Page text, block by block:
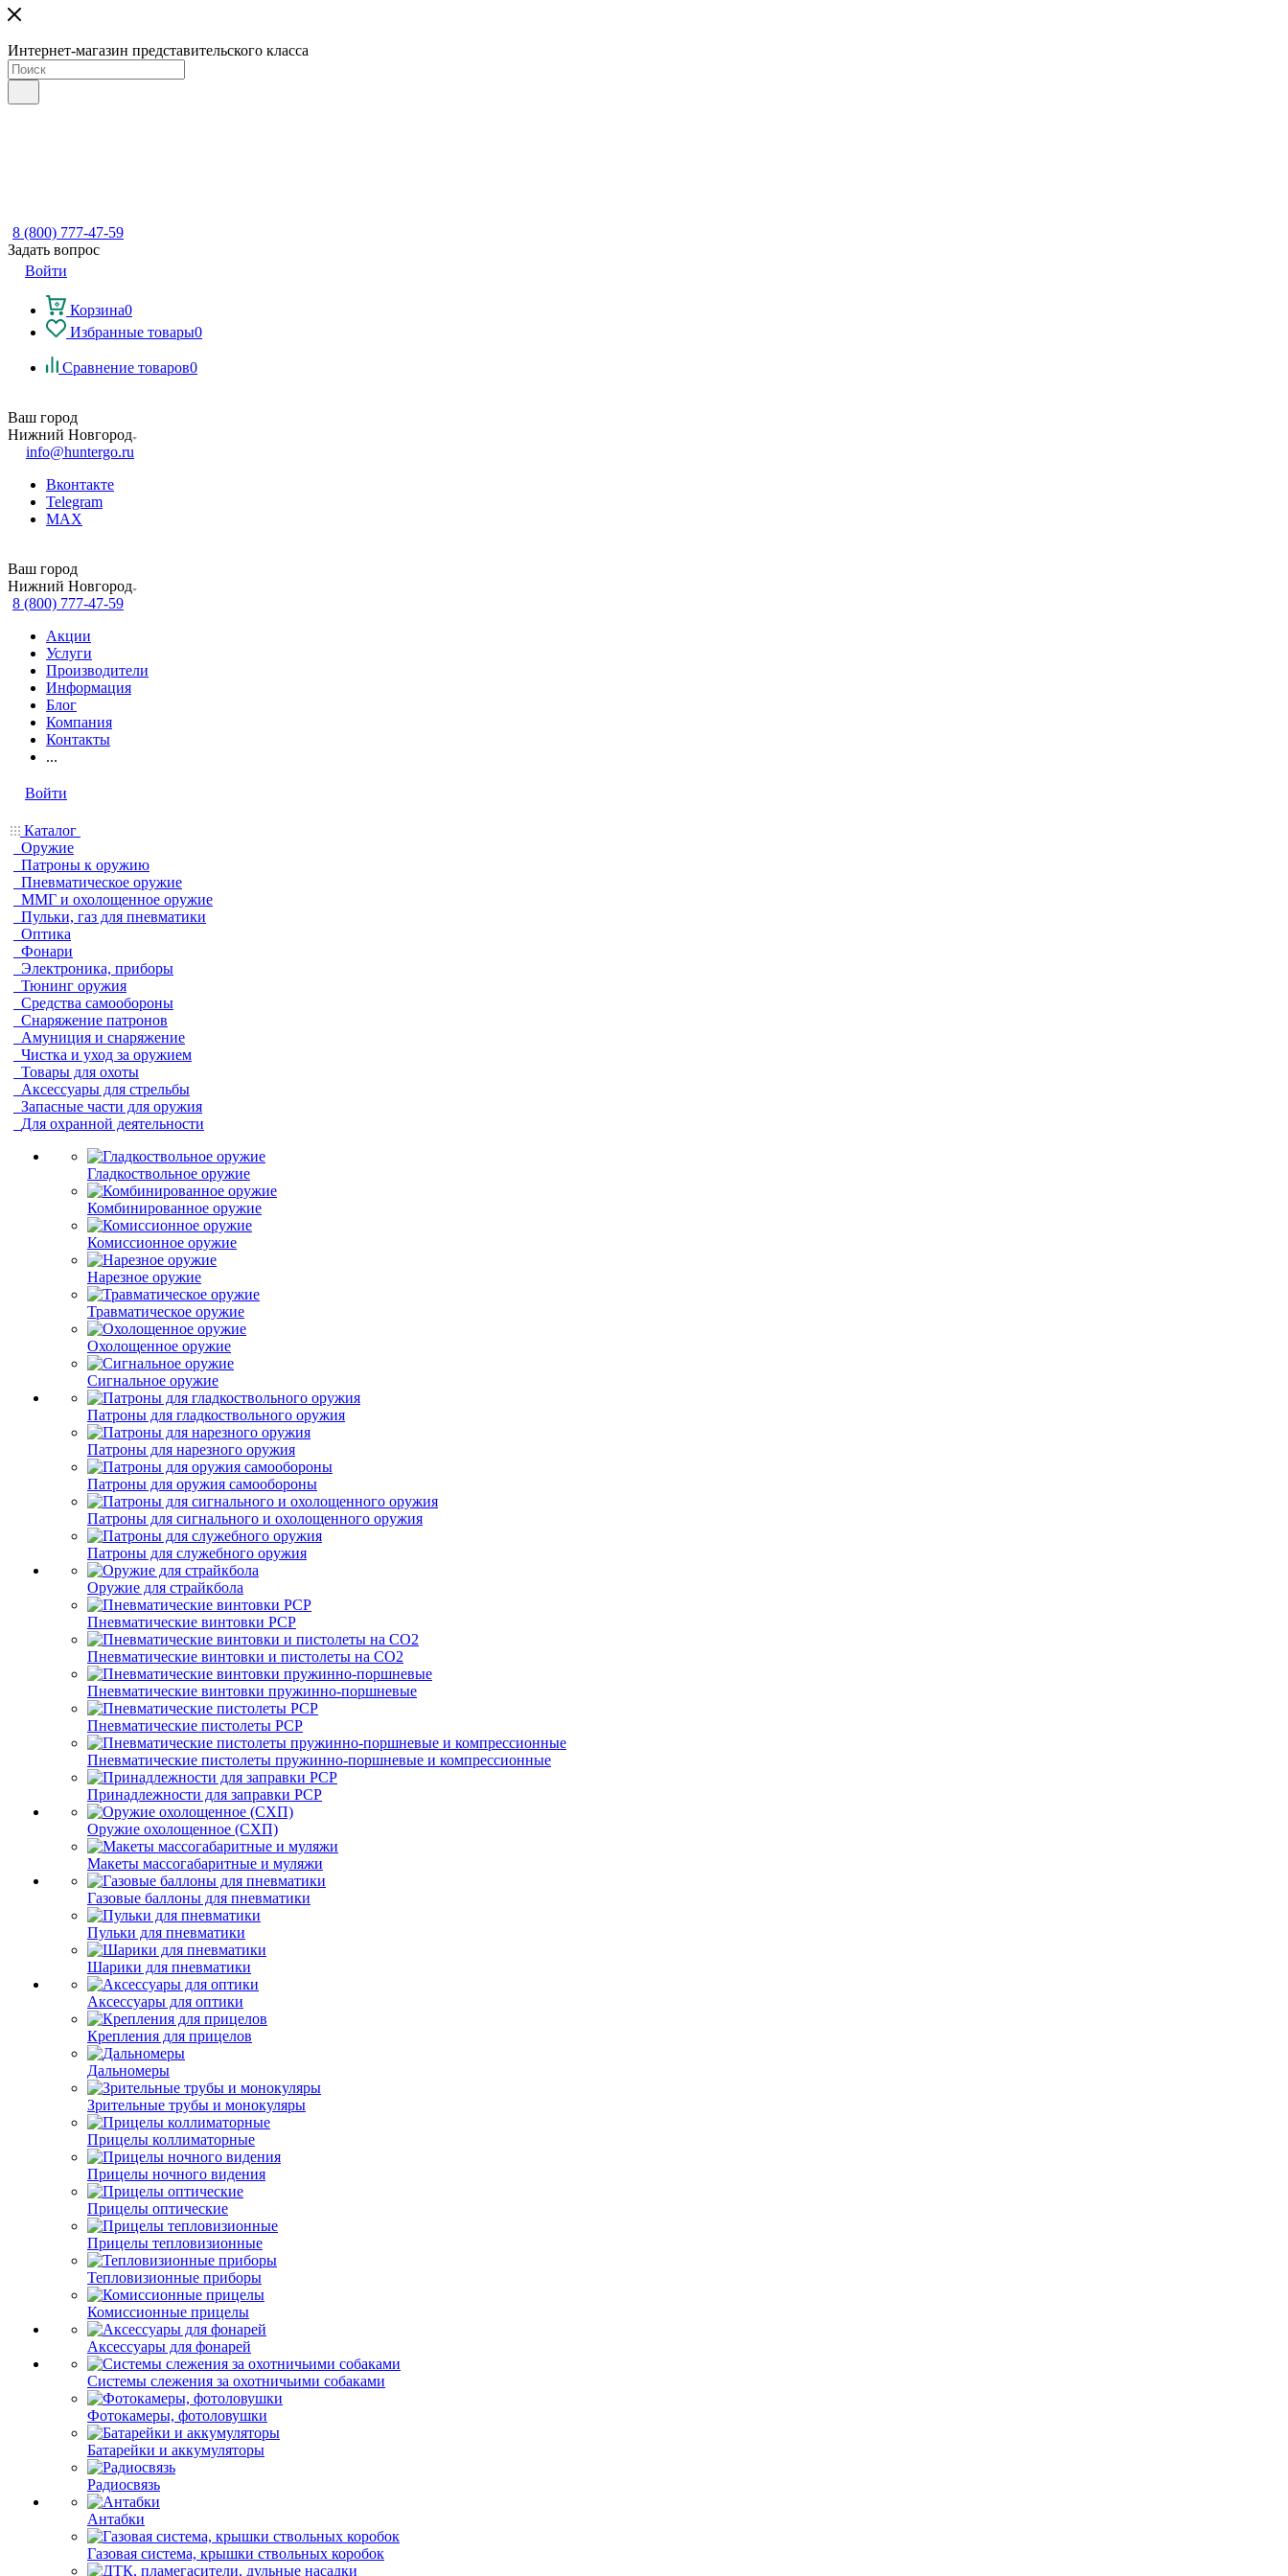
Интернет-магазин представительского класса
8 (800) 777-47-59
Задать вопрос
Войти
Корзина0
Избранные товары0
Сравнение товаров0
Ваш город
Нижний Новгород
info@huntergo.ru
Вконтакте
Telegram
MAX
Ваш город
Нижний Новгород
8 (800) 777-47-59
Акции
Услуги
Производители
Информация
Блог
Компания
Контакты
...
Войти
Каталог
Оружие
Патроны к оружию
Пневматическое оружие
ММГ и охолощенное оружие
Пульки, газ для пневматики
Оптика
Фонари
Электроника, приборы
Тюнинг оружия
Средства самообороны
Снаряжение патронов
Амуниция и снаряжение
Чистка и уход за оружием
Товары для охоты
Аксессуары для стрельбы
Запасные части для оружия
Для охранной деятельности
Гладкоствольное оружие
Комбинированное оружие
Комиссионное оружие
Нарезное оружие
Травматическое оружие
Охолощенное оружие
Сигнальное оружие
Патроны для гладкоствольного оружия
Патроны для нарезного оружия
Патроны для оружия самообороны
Патроны для сигнального и охолощенного оружия
Патроны для служебного оружия
Оружие для страйкбола
Пневматические винтовки PCP
Пневматические винтовки и пистолеты на CO2
Пневматические винтовки пружинно-поршневые
Пневматические пистолеты PCP
Пневматические пистолеты пружинно-поршневые и компрессионные
Принадлежности для заправки PCP
Оружие охолощенное (СХП)
Макеты массогабаритные и муляжи
Газовые баллоны для пневматики
Пульки для пневматики
Шарики для пневматики
Аксессуары для оптики
Крепления для прицелов
Дальномеры
Зрительные трубы и монокуляры
Прицелы коллиматорные
Прицелы ночного видения
Прицелы оптические
Прицелы тепловизионные
Тепловизионные приборы
Комиссионные прицелы
Аксессуары для фонарей
Системы слежения за охотничьими собаками
Фотокамеры, фотоловушки
Батарейки и аккумуляторы
Радиосвязь
Антабки
Газовая система, крышки ствольных коробок